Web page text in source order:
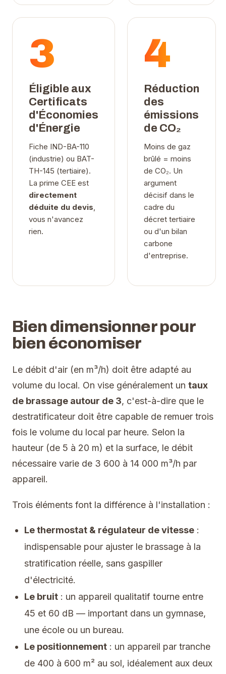
3
Éligible aux
Certificats
d'Économies
d'Énergie
Fiche IND-BA-110
(industrie) ou BAT-
TH-145 (tertiaire).
La prime CEE est
directement
déduite du devis,
vous n'avancez
rien.
4
Réduction
des
émissions
de CO₂
Moins de gaz
brûlé = moins
de CO₂. Un
argument
décisif dans le
cadre du
décret tertiaire
ou d'un bilan
carbone
d'entreprise.
Bien dimensionner pour
bien économiser
Le débit d'air (en m³/h) doit être adapté au
volume du local. On vise généralement un taux
de brassage autour de 3, c'est-à-dire que le
destratificateur doit être capable de remuer trois
fois le volume du local par heure. Selon la
hauteur (de 5 à 20 m) et la surface, le débit
nécessaire varie de 3 600 à 14 000 m³/h par
appareil.
Trois éléments font la différence à l'installation :
Le thermostat & régulateur de vitesse :
indispensable pour ajuster le brassage à la
stratification réelle, sans gaspiller
d'électricité.
Le bruit : un appareil qualitatif tourne entre
45 et 60 dB — important dans un gymnase,
une école ou un bureau.
Le positionnement : un appareil par tranche
de 400 à 600 m² au sol, idéalement aux deux